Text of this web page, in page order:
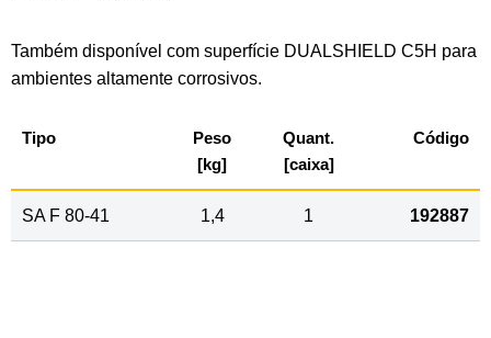
Também disponível com superfície DUALSHIELD C5H para
ambientes altamente corrosivos.
Tipo
Peso
[kg]
Quant.
[caixa]
Código
SA F 80-41 1,4 1 192887